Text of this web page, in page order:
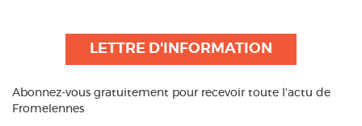
LETTRE D'INFORMATION
Abonnez-vous gratuitement pour recevoir toute l’actu de
Fromelennes